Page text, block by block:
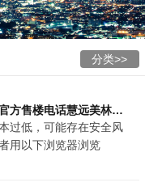
分类>>
海南三亚慧远美林郡首页官方售楼电话慧远美林郡楼盘开发商售楼处地址-户型面积-房价单价折扣-更新楼盘动态@202685中心发布
过低，可能存在安全风
者用以下浏览器浏览